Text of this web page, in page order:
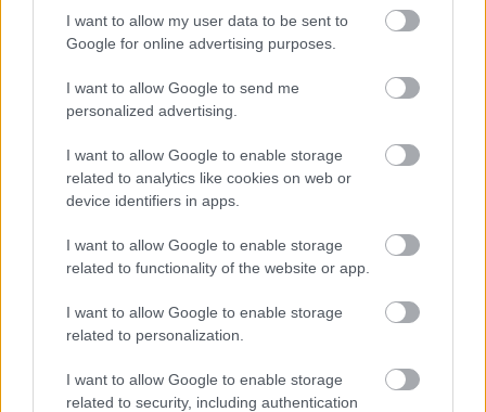
I want to allow my user data to be sent to
Google for online advertising purposes.
I want to allow Google to send me
personalized advertising.
I want to allow Google to enable storage
related to analytics like cookies on web or
device identifiers in apps.
I want to allow Google to enable storage
related to functionality of the website or app.
I want to allow Google to enable storage
related to personalization.
I want to allow Google to enable storage
related to security, including authentication
egyre kevésbé keresik az „ideális” embert, és egyre inkább
azt értékelik, aki mellett önmaguk lehetnek, és akivel a
hétköznapok is szépek.
mélyebbé válnak, ha mindketten nyitottak a megértésre. A
hiteles, őszinte kapcsolatok lényege éppen ez: nem a